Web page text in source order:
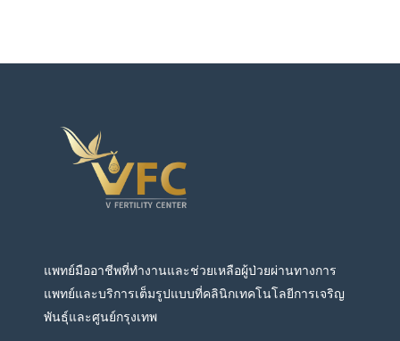
แพทย์มืออาชีพที่ทำงานและช่วยเหลือผู้ป่วยผ่านทางการ
แพทย์และบริการเต็มรูปแบบที่คลินิกเทคโนโลยีการเจริญ
พันธุ์และศูนย์กรุงเทพ